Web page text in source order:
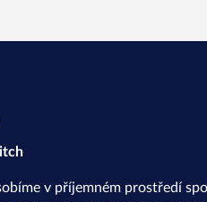
v příjemném prostředí